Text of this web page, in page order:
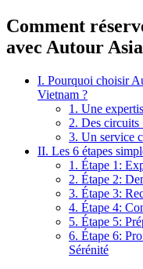
Comment
avec Autour
I. Pourquoi choisir
Vietnam ?
1. Une
2. Des circuits
3. Un service
II. Les 6 étapes
1. Étape 1:
2. Étape 2:
3. Étape 3:
4. Étape 4:
5. Étape 5:
6. Étape 6:
Sérénité